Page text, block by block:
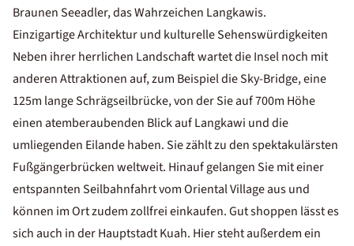
Braunen Seeadler, das Wahrzeichen Langkawis.
Einzigartige Architektur und kulturelle Sehenswürdigkeiten
Neben ihrer herrlichen Landschaft wartet die Insel noch mit
anderen Attraktionen auf, zum Beispiel die Sky-Bridge, eine
125m lange Schrägseilbrücke, von der Sie auf 700m Höhe
einen atemberaubenden Blick auf Langkawi und die
umliegenden Eilande haben. Sie zählt zu den spektakulärsten
Fußgängerbrücken weltweit. Hinauf gelangen Sie mit einer
entspannten Seilbahnfahrt vom Oriental Village aus und
können im Ort zudem zollfrei einkaufen. Gut shoppen lässt es
sich auch in der Hauptstadt Kuah. Hier steht außerdem ein